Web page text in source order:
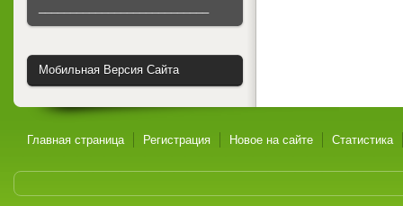
Мобильная Версия Сайта
Главная страница Регистрация Новое на сайте Статистика